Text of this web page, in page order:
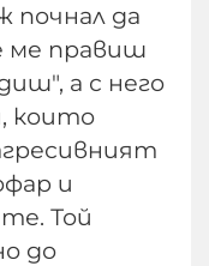
почнал да
ме правиш
а с него
които
и
Той
до